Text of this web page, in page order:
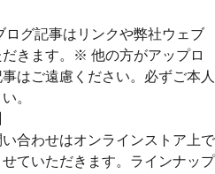
グ記事はリンクや弊社ウェブ
きます。※ 他の方がアップロ
はご遠慮ください。必ずご本人
。
合わせはオンラインストア上で
ていただきます。ラインナップ